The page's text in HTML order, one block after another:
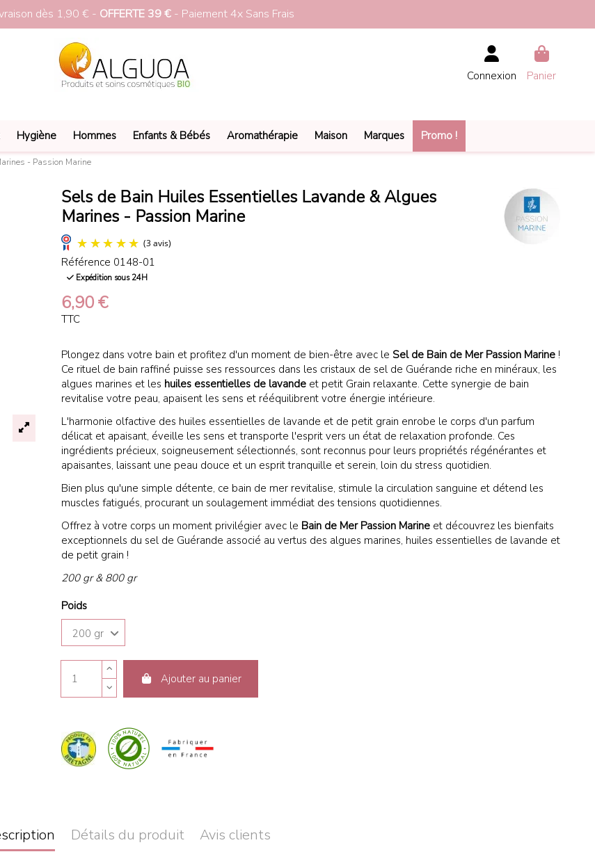
dès 1,90 € - OFFERTE 39 € - Paiement 4x Sans Frais
Connexion
Panier
Hygiène Hommes Enfants & Bébés Aromathérapie Maison Marques Promo !
- Passion Marine
Sels de Bain Huiles Essentielles Lavande & Algues
Marines - Passion Marine
Référence 0148-01
Expédition sous 24H
6,90 €
TTC
Plongez dans votre bain et profitez d'un moment de bien-être avec leSel de Bain de Mer Passion Marine !
Ce rituel de bain raffiné puisse ses ressources dans les cristaux de sel de Guérande riche en minéraux, les
algues marines et les huiles essentielles de lavande et petit Grain relaxante. Cette synergie de bain
revitalise votre peau, apaisent les sens et rééquilibrent votre énergie intérieure.
L'harmonie olfactive des huiles essentielles de lavande et de petit grain enrobe le corps d'un parfum
délicat et apaisant, éveille les sens et transporte l'esprit vers un état de relaxation profonde. Ces
ingrédients précieux, soigneusement sélectionnés, sont reconnus pour leurs propriétés régénérantes et
apaisantes, laissant une peau douce et un esprit tranquille et serein, loin du stress quotidien.
Bien plus qu'une simple détente, ce bain de mer revitalise, stimule la circulation sanguine et détend les
muscles fatigués, procurant un soulagement immédiat des tensions quotidiennes.
Offrez à votre corps un moment privilégier avec le Bain de Mer Passion Marine et découvrez les bienfaits
exceptionnels du sel de Guérande associé au vertus des algues marines, huiles essentielles de lavande et
de petit grain !
200 gr & 800 gr
Poids
Ajouter au panier
Détails du produit Avis clients